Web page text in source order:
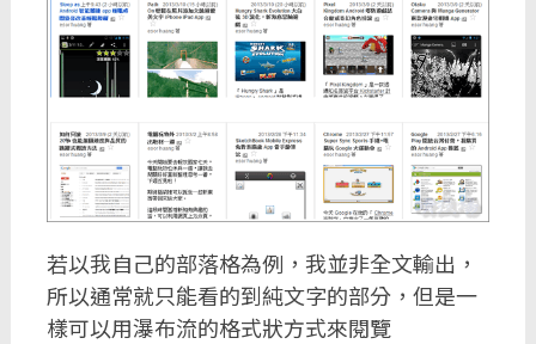
若以我自己的部落格為例，我並非全文輸出，
所以通常就只能看的到純文字的部分，但是一
樣可以用瀑布流的格式狀方式來閱覽